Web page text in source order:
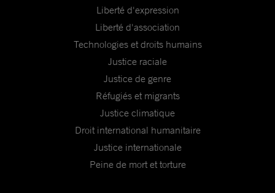
Liberté d'expression
Liberté d'association
Technologies et droits humains
Justice raciale
Justice de genre
Réfugiés et migrants
Justice climatique
Droit international humanitaire
Justice internationale
Peine de mort et torture